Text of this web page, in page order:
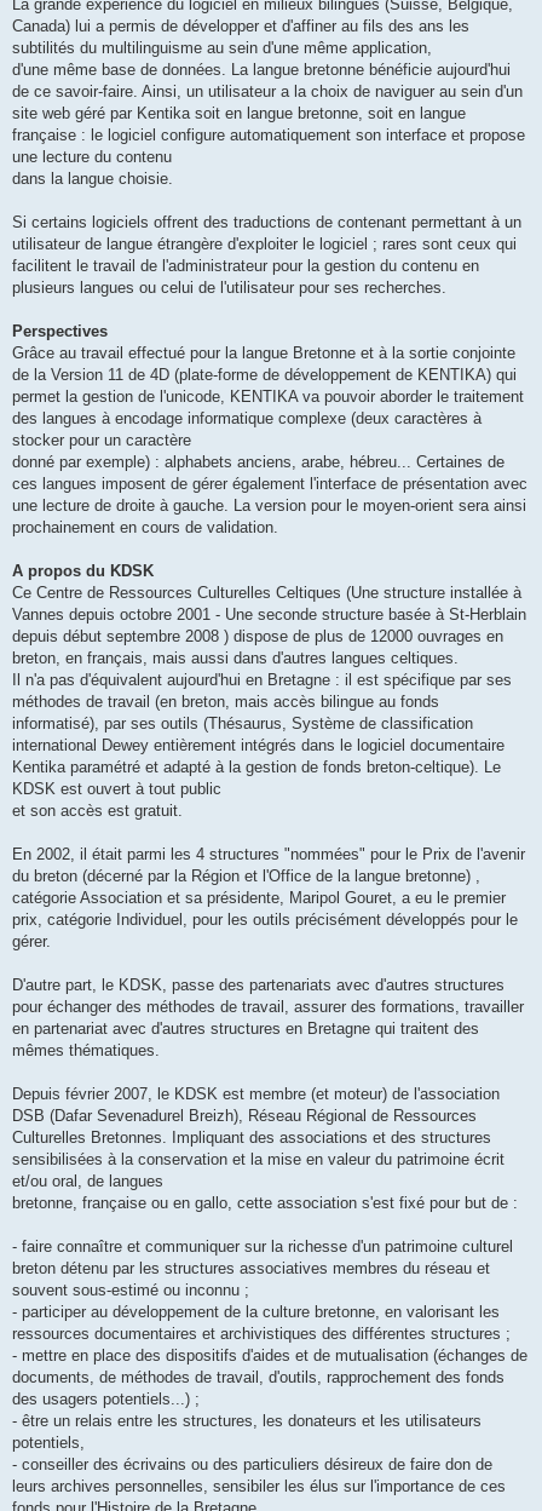
La grande expérience du logiciel en milieux bilingues (Suisse, Belgique,
Canada) lui a permis de développer et d'affiner au fils des ans les
subtilités du multilinguisme au sein d'une même application,
d'une même base de données. La langue bretonne bénéficie aujourd'hui
de ce savoir-faire. Ainsi, un utilisateur a la choix de naviguer au sein d'un
site web géré par Kentika soit en langue bretonne, soit en langue
française : le logiciel configure automatiquement son interface et propose
une lecture du contenu
dans la langue choisie.
Si certains logiciels offrent des traductions de contenant permettant à un
utilisateur de langue étrangère d'exploiter le logiciel ; rares sont ceux qui
facilitent le travail de l'administrateur pour la gestion du contenu en
plusieurs langues ou celui de l'utilisateur pour ses recherches.
Perspectives
Grâce au travail effectué pour la langue Bretonne et à la sortie conjointe
de la Version 11 de 4D (plate-forme de développement de KENTIKA) qui
permet la gestion de l'unicode, KENTIKA va pouvoir aborder le traitement
des langues à encodage informatique complexe (deux caractères à
stocker pour un caractère
donné par exemple) : alphabets anciens, arabe, hébreu... Certaines de
ces langues imposent de gérer également l'interface de présentation avec
une lecture de droite à gauche. La version pour le moyen-orient sera ainsi
prochainement en cours de validation.
A propos du KDSK
Ce Centre de Ressources Culturelles Celtiques (Une structure installée à
Vannes depuis octobre 2001 - Une seconde structure basée à St-Herblain
depuis début septembre 2008 ) dispose de plus de 12000 ouvrages en
breton, en français, mais aussi dans d'autres langues celtiques.
Il n'a pas d'équivalent aujourd'hui en Bretagne : il est spécifique par ses
méthodes de travail (en breton, mais accès bilingue au fonds
informatisé), par ses outils (Thésaurus, Système de classification
international Dewey entièrement intégrés dans le logiciel documentaire
Kentika paramétré et adapté à la gestion de fonds breton-celtique). Le
KDSK est ouvert à tout public
et son accès est gratuit.
En 2002, il était parmi les 4 structures "nommées" pour le Prix de l'avenir
du breton (décerné par la Région et l'Office de la langue bretonne) ,
catégorie Association et sa présidente, Maripol Gouret, a eu le premier
prix, catégorie Individuel, pour les outils précisément développés pour le
gérer.
D'autre part, le KDSK, passe des partenariats avec d'autres structures
pour échanger des méthodes de travail, assurer des formations, travailler
en partenariat avec d'autres structures en Bretagne qui traitent des
mêmes thématiques.
Depuis février 2007, le KDSK est membre (et moteur) de l'association
DSB (Dafar Sevenadurel Breizh), Réseau Régional de Ressources
Culturelles Bretonnes. Impliquant des associations et des structures
sensibilisées à la conservation et la mise en valeur du patrimoine écrit
et/ou oral, de langues
bretonne, française ou en gallo, cette association s'est fixé pour but de :
- faire connaître et communiquer sur la richesse d'un patrimoine culturel
breton détenu par les structures associatives membres du réseau et
souvent sous-estimé ou inconnu ;
- participer au développement de la culture bretonne, en valorisant les
ressources documentaires et archivistiques des différentes structures ;
- mettre en place des dispositifs d'aides et de mutualisation (échanges de
documents, de méthodes de travail, d'outils, rapprochement des fonds
des usagers potentiels...) ;
- être un relais entre les structures, les donateurs et les utilisateurs
potentiels,
- conseiller des écrivains ou des particuliers désireux de faire don de
leurs archives personnelles, sensibiler les élus sur l'importance de ces